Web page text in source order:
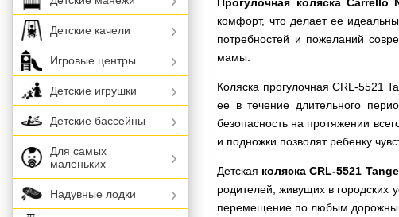
комфорт, что делает ее
потребностей и пожеланий
мамы.
Коляска прогулочная CRL-5521
ее в течение длительного
безопасность на протяжении
и подножки позволят ребенку
Детская коляска CRL-5521
родителей, живущих в городских
перемещение по любым
Детские качели
Игровые центры
Детские игрушки
Детские бассейны
Для самых
маленьких
Надувные лодки